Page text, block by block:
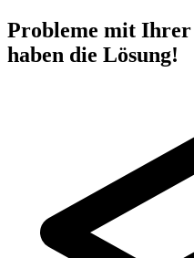
Probleme mit
haben die Lösung!